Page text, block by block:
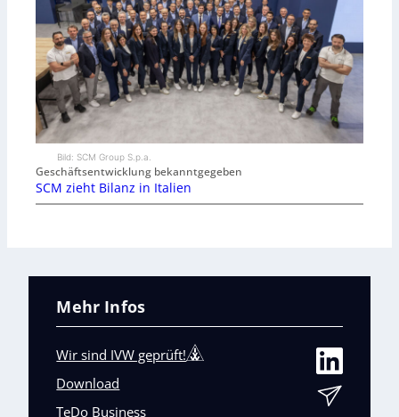
Bild: SCM Group S.p.a.
Geschäftsentwicklung bekanntgegeben
SCM zieht Bilanz in Italien
Mehr Infos
Wir sind IVW geprüft!
Download
TeDo Business